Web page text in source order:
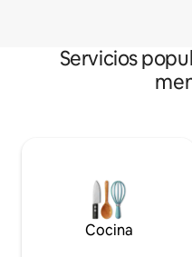
Servicios
Cocina